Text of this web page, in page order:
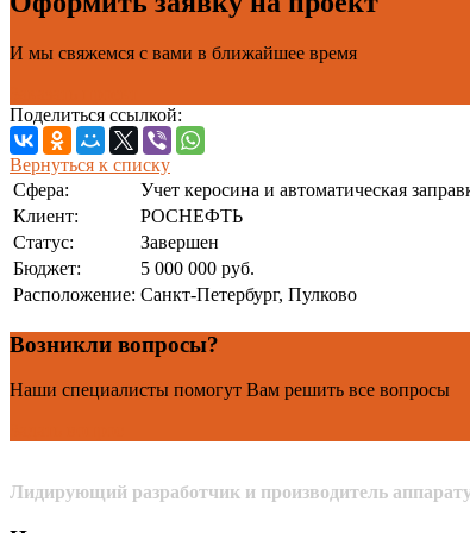
И мы свяжемся с вами в ближайшее время
Поделиться ссылкой:
Вернуться к списку
Сфера:
Учет керосина и автоматическая
Клиент:
РОСНЕФТЬ
Статус:
Завершен
Бюджет:
5 000 000 руб.
Расположение: Санкт-Петербург, Пулково
Возникли вопросы?
Наши специалисты помогут Вам решить все вопросы
Лидирующий разработчик и производитель